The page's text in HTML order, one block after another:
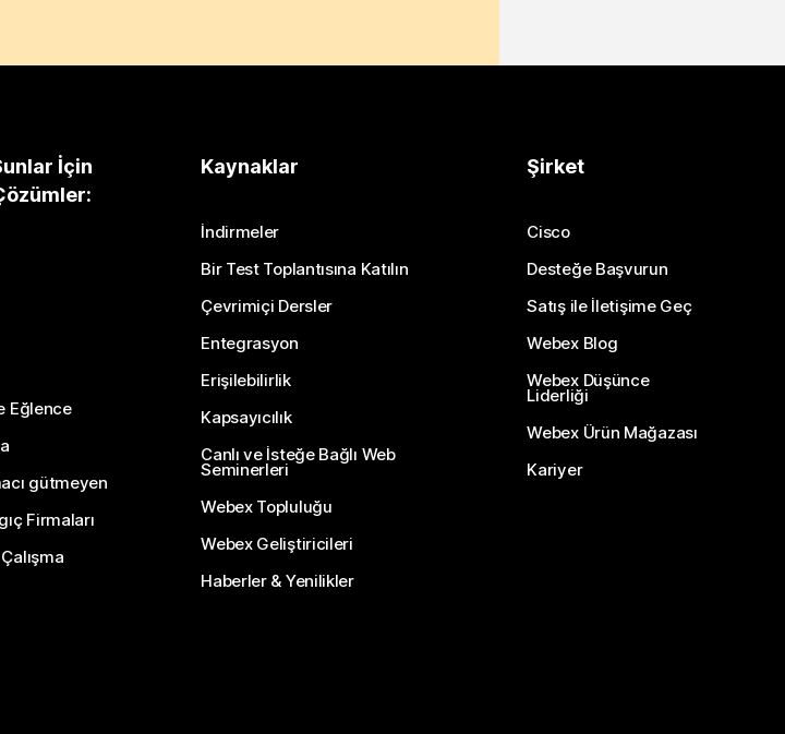
İçin
Eğlence
gütmeyen
Firmaları
Kaynaklar
İndirmeler
Bir Test Toplantısına Katılın
Çevrimiçi Dersler
Entegrasyon
Erişilebilirlik
Kapsayıcılık
Canlı ve İsteğe Bağlı Web
Seminerleri
Webex Topluluğu
Webex Geliştiricileri
Haberler & Yenilikler
Şirket
Cisco
Desteğe Başvurun
Satış ile İletişime Geç
Webex Blog
Webex Düşünce
Liderliği
Webex Ürün Mağazası
Kariyer